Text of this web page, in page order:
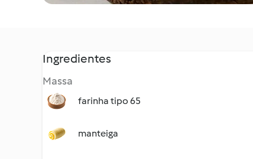
Ingredientes
Massa
farinha tipo 65
manteiga